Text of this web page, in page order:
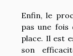
Enfin, le
pas une fois
place. Il est
son